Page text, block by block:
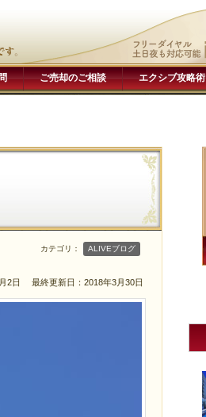
ご売却のご相談 エクシブ攻略術
カテゴリ： ALIVEブログ
月2日 最終更新日：2018年3月30日